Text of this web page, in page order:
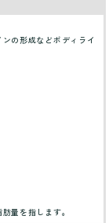
の形成などボディライ
量を指します。